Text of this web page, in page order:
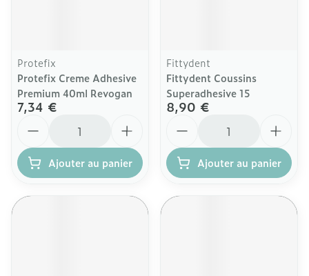
Protefix
Protefix Creme Adhesive
Premium 40ml Revogan
7,34 €
Ajouter au panier
Fittydent
Fittydent Coussins
Superadhesive 15
8,90 €
Ajouter au panier